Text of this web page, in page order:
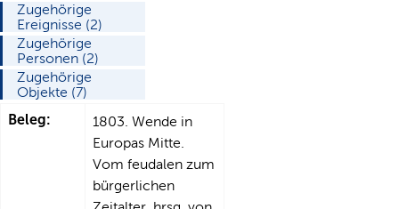
Zugehörige
Ereignisse (2)
Zugehörige
Personen (2)
Zugehörige
Objekte (7)
Beleg:
1803. Wende in
Europas Mitte.
Vom feudalen zum
bürgerlichen